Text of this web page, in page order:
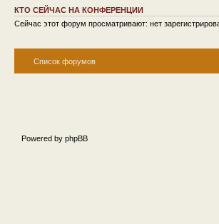
КТО СЕЙЧАС НА КОНФЕРЕНЦИИ
Сейчас этот форум просматривают: нет
Список форумов
Powered by phpBB